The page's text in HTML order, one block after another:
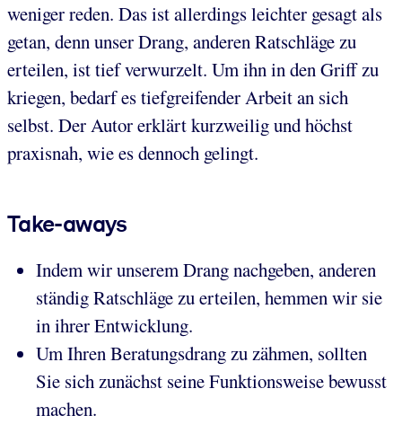
weniger reden. Das ist allerdings leichter gesagt als
getan, denn unser Drang, anderen Ratschläge zu
erteilen, ist tief verwurzelt. Um ihn in den Griff zu
kriegen, bedarf es tiefgreifender Arbeit an sich
selbst. Der Autor erklärt kurzweilig und höchst
praxisnah, wie es dennoch gelingt.
Take-aways
Indem wir unserem Drang nachgeben, anderen
ständig Ratschläge zu erteilen, hemmen wir sie
in ihrer Entwicklung.
Um Ihren Beratungsdrang zu zähmen, sollten
Sie sich zunächst seine Funktionsweise bewusst
machen.